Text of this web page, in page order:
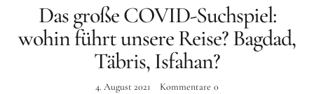
ÜBER TROOBOOX
Das große COVID-Suchspiel:
wohin führt unsere Reise? Bagdad,
Täbris, Isfahan?
4. August 2021 Kommentare 0